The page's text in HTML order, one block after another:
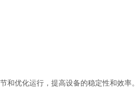
优化运行，提高设备的稳定性和效率